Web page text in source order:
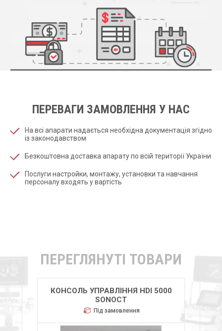
ПЕРЕВАГИ ЗАМОВЛЕННЯ У НАС
На всі апарати надається необхідна документація згідно
із законодавством
Безкоштовна доставка апарату по всій території України
Послуги настройки, монтажу, установки та навчання
персоналу входять у вартість
ПЕРЕГЛЯНУТІ ТОВАРИ
КОНСОЛЬ УПРАВЛІННЯ HDI 5000
SONOCT
Під замовлення